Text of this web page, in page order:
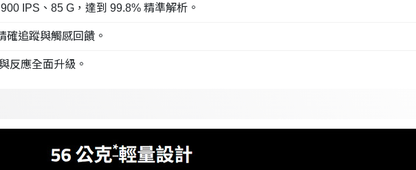
IPS、85 G，達到 99.8% 精準解析。
確追蹤與觸感回饋。
反應全面升級。